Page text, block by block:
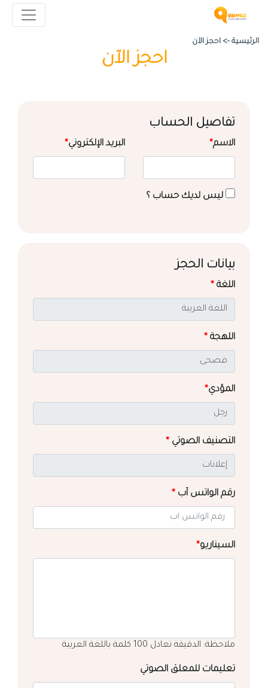
الرئيسية -> احجز الآن
احجز الآن
تفاصيل الحساب
الاسم* البريد الإلكتروني*
ليس لديك حساب ؟
بيانات الحجز
اللغة *
اللهجة *
المؤدي*
التصنيف الصوتي *
رقم الواتس آب *
السيناريو*
ملاحظة: الدقيقة تعادل 100 كلمة باللغة العربية
تعليمات للمعلق الصوتي